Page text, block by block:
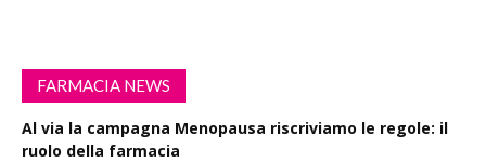
FARMACIA NEWS
Al via la campagna Menopausa riscriviamo le regole: il
ruolo della farmacia